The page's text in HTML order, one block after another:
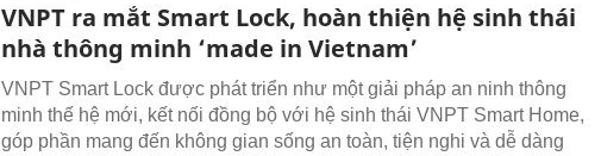
VNPT ra mắt Smart Lock, hoàn thiện hệ sinh thái
nhà thông minh ‘made in Vietnam’
VNPT Smart Lock được phát triển như một giải pháp an ninh thông
minh thế hệ mới, kết nối đồng bộ với hệ sinh thái VNPT Smart Home,
góp phần mang đến không gian sống an toàn, tiện nghi và dễ dàng